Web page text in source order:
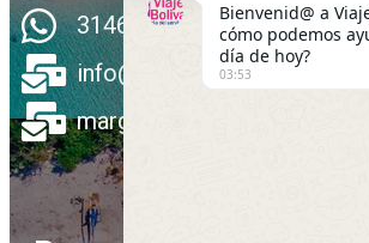
3146934858
info@viajesbolivar.com.co
Bienvenid@ a
cómo podemos
día de hoy?
03:53